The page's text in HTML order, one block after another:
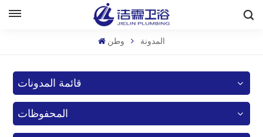
وطن المدونة
قائمة المدونات
المحفوظات